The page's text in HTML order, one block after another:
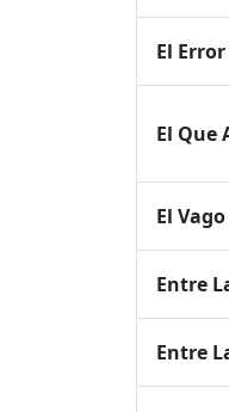
El
El Que
El Vago
Entre
Entre